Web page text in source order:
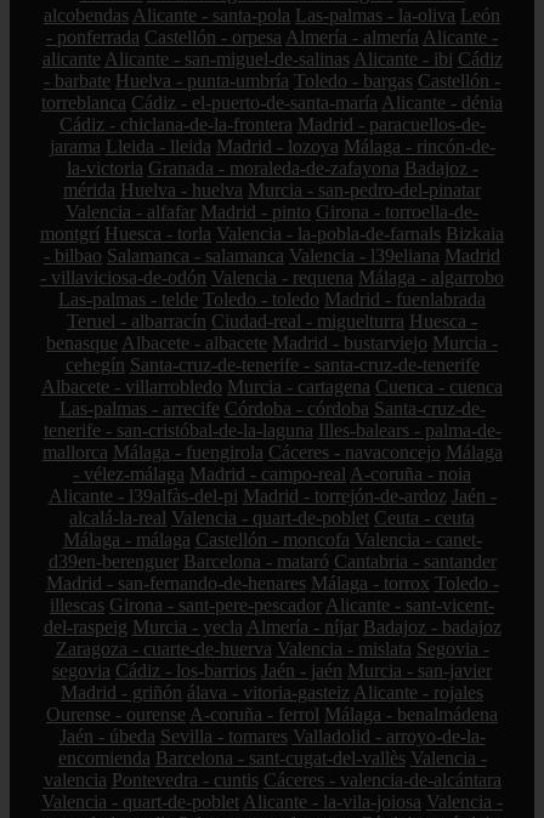
alcobendas Alicante - santa-pola Las-palmas - la-oliva León
- ponferrada Castellón - orpesa Almería - almería Alicante -
alicante Alicante - san-miguel-de-salinas Alicante - ibi Cádiz
- barbate Huelva - punta-umbría Toledo - bargas Castellón -
torreblanca Cádiz - el-puerto-de-santa-maría Alicante - dénia
Cádiz - chiclana-de-la-frontera Madrid - paracuellos-de-
jarama Lleida - lleida Madrid - lozoya Málaga - rincón-de-
la-victoria Granada - moraleda-de-zafayona Badajoz -
mérida Huelva - huelva Murcia - san-pedro-del-pinatar
Valencia - alfafar Madrid - pinto Girona - torroella-de-
montgrí Huesca - torla Valencia - la-pobla-de-farnals Bizkaia
- bilbao Salamanca - salamanca Valencia - l39eliana Madrid
- villaviciosa-de-odón Valencia - requena Málaga - algarrobo
Las-palmas - telde Toledo - toledo Madrid - fuenlabrada
Teruel - albarracín Ciudad-real - miguelturra Huesca -
benasque Albacete - albacete Madrid - bustarviejo Murcia -
cehegín Santa-cruz-de-tenerife - santa-cruz-de-tenerife
Albacete - villarrobledo Murcia - cartagena Cuenca - cuenca
Las-palmas - arrecife Córdoba - córdoba Santa-cruz-de-
tenerife - san-cristóbal-de-la-laguna Illes-balears - palma-de-
mallorca Málaga - fuengirola Cáceres - navaconcejo Málaga
- vélez-málaga Madrid - campo-real A-coruña - noia
Alicante - l39alfàs-del-pi Madrid - torrejón-de-ardoz Jaén -
alcalá-la-real Valencia - quart-de-poblet Ceuta - ceuta
Málaga - málaga Castellón - moncofa Valencia - canet-
d39en-berenguer Barcelona - mataró Cantabria - santander
Madrid - san-fernando-de-henares Málaga - torrox Toledo -
illescas Girona - sant-pere-pescador Alicante - sant-vicent-
del-raspeig Murcia - yecla Almería - níjar Badajoz - badajoz
Zaragoza - cuarte-de-huerva Valencia - mislata Segovia -
segovia Cádiz - los-barrios Jaén - jaén Murcia - san-javier
Madrid - griñón álava - vitoria-gasteiz Alicante - rojales
Ourense - ourense A-coruña - ferrol Málaga - benalmádena
Jaén - úbeda Sevilla - tomares Valladolid - arroyo-de-la-
encomienda Barcelona - sant-cugat-del-vallès Valencia -
valencia Pontevedra - cuntis Cáceres - valencia-de-alcántara
Valencia - quart-de-poblet Alicante - la-vila-joiosa Valencia -